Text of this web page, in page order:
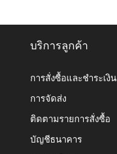
บริการลูกค้า
การสั่งซื้อและชำระเงิน
การจัดส่ง
ติดตามรายการสั่งซื้อ
บัญชีธนาคาร